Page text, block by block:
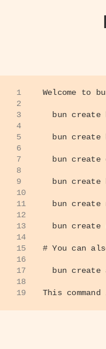
1
2
3
4
5
6
7
8
9
10
11
12
13
14
15
16
17
18
19
Welcome to
bun create
bun create
bun create
bun create
bun create
bun create
# You can
bun create
This